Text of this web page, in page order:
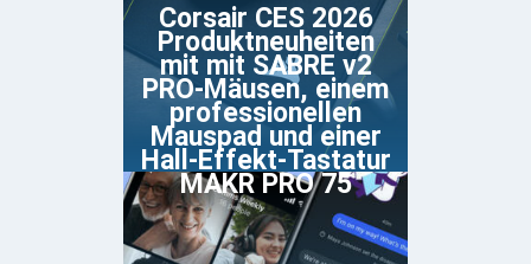
Corsair CES 2026
Produktneuheiten
mit mit SABRE v2
PRO-Mäusen, einem
professionellen
Mauspad und einer
Hall-Effekt-Tastatur
MAKR PRO 75